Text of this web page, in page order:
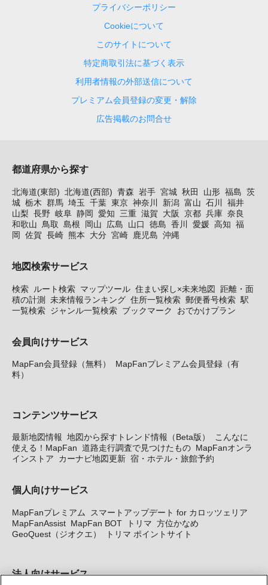
プライバシーポリシー
Cookieについて
このサイトについて
特定商取引法に基づく表示
利用者情報の外部送信について
プレミアム会員登録の変更・解除
広告掲載のお問合せ
都道府県から探す
北海道(東部) 北海道(西部) 青森 岩手 宮城 秋田 山形 福島 茨
城 栃木 群馬 埼玉 千葉 東京 神奈川 新潟 富山 石川
福井
山梨 長野 岐阜 静岡 愛知 三重 滋賀 大阪 京都 兵庫 奈良
和歌山
鳥取 島根 岡山 広島 山口 徳島 香川 愛媛 高知 福
岡
佐賀 長崎 熊本 大分 宮崎 鹿児島 沖縄
地図検索サービス
検索 ルート検索 マップツール 住まい探し×未来地図
距離・面
積の計測
未来情報ランキング 住所一覧検索 郵便番号検索 駅
一覧検索 ジャンル一覧検索 ブックマーク おでかけプラン
会員向けサービス
MapFan会員登録（無料）
MapFanプレミアム会員登録（有
料）
コンテンツサービス
最新地図情報 地図から探すトレンド情報（Beta版）
こんなに
使える！MapFan 道路走行調査で見つけたもの MapFanオンラ
インストア
カーナビ地図更新 宿・ホテル・旅館予約
個人向けサービス
MapFanプレミアム
スマートアップデート for カロッツェリア
MapFanAssist MapFan BOT トリマ 方位かなめ
GeoQuest（ジオクエ）
トリマ ポイントサイト
法人向けサービス